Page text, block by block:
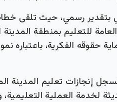
بتقدير رسمي، حيث تلقى
للتعليم بمنطقة
حقوقه الفكرية، باعتباره
إنجازات تعليم المدينة
لخدمة العملية التعليمية،